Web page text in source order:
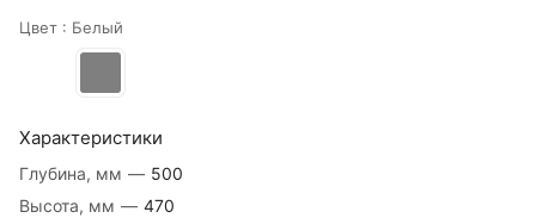
Цвет : Белый
Характеристики
Глубина, мм — 500
Высота, мм — 470